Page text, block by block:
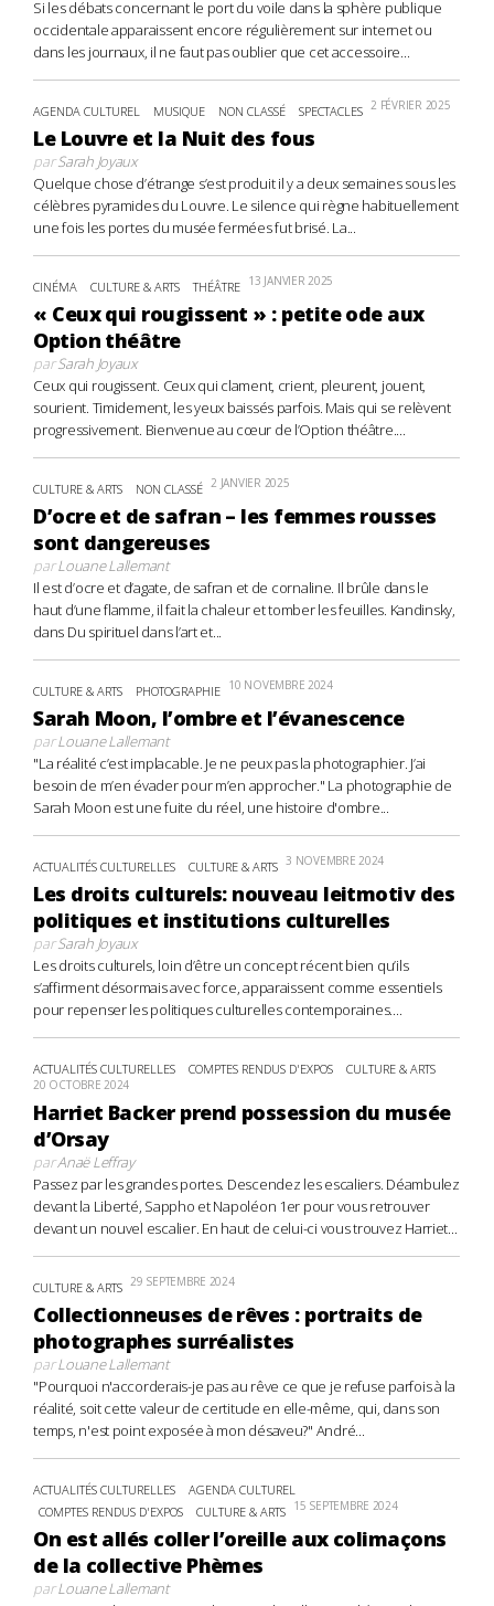
Si les débats concernant le port du voile dans la sphère publique
occidentale apparaissent encore régulièrement sur internet ou
dans les journaux, il ne faut pas oublier que cet accessoire...
AGENDA CULTUREL MUSIQUE NON CLASSÉ SPECTACLES 2 FÉVRIER 2025
Le Louvre et la Nuit des fous
parSarah Joyaux
Quelque chose d’étrange s’est produit il y a deux semaines sous les
célèbres pyramides du Louvre. Le silence qui règne habituellement
une fois les portes du musée fermées fut brisé. La...
CINÉMA CULTURE & ARTS THÉÂTRE 13 JANVIER 2025
« Ceux qui rougissent » : petite ode aux
Option théâtre
parSarah Joyaux
Ceux qui rougissent. Ceux qui clament, crient, pleurent, jouent,
sourient. Timidement, les yeux baissés parfois. Mais qui se relèvent
progressivement. Bienvenue au cœur de l’Option théâtre....
CULTURE & ARTS NON CLASSÉ 2 JANVIER 2025
D’ocre et de safran – les femmes rousses
sont dangereuses
parLouane Lallemant
Il est d’ocre et d’agate, de safran et de cornaline. Il brûle dans le
haut d’une flamme, il fait la chaleur et tomber les feuilles. Kandinsky,
dans Du spirituel dans l’art et...
CULTURE & ARTS PHOTOGRAPHIE 10 NOVEMBRE 2024
Sarah Moon, l’ombre et l’évanescence
parLouane Lallemant
"La réalité c’est implacable. Je ne peux pas la photographier. J’ai
besoin de m’en évader pour m’en approcher." La photographie de
Sarah Moon est une fuite du réel, une histoire d'ombre...
ACTUALITÉS CULTURELLES CULTURE & ARTS 3 NOVEMBRE 2024
Les droits culturels: nouveau leitmotiv des
politiques et institutions culturelles
parSarah Joyaux
Les droits culturels, loin d’être un concept récent bien qu’ils
s’affirment désormais avec force, apparaissent comme essentiels
pour repenser les politiques culturelles contemporaines....
ACTUALITÉS CULTURELLES COMPTES RENDUS D'EXPOS CULTURE & ARTS
20 OCTOBRE 2024
Harriet Backer prend possession du musée
d’Orsay
parAnaë Leffray
Passez par les grandes portes. Descendez les escaliers. Déambulez
devant la Liberté, Sappho et Napoléon 1er pour vous retrouver
devant un nouvel escalier. En haut de celui-ci vous trouvez Harriet...
CULTURE & ARTS 29 SEPTEMBRE 2024
Collectionneuses de rêves : portraits de
photographes surréalistes
parLouane Lallemant
"Pourquoi n'accorderais-je pas au rêve ce que je refuse parfois à la
réalité, soit cette valeur de certitude en elle-même, qui, dans son
temps, n'est point exposée à mon désaveu?" André...
ACTUALITÉS CULTURELLES
AGENDA CULTUREL
COMPTES RENDUS D'EXPOS
CULTURE & ARTS 15 SEPTEMBRE 2024
On est allés coller l’oreille aux colimaçons
de la collective Phèmes
parLouane Lallemant